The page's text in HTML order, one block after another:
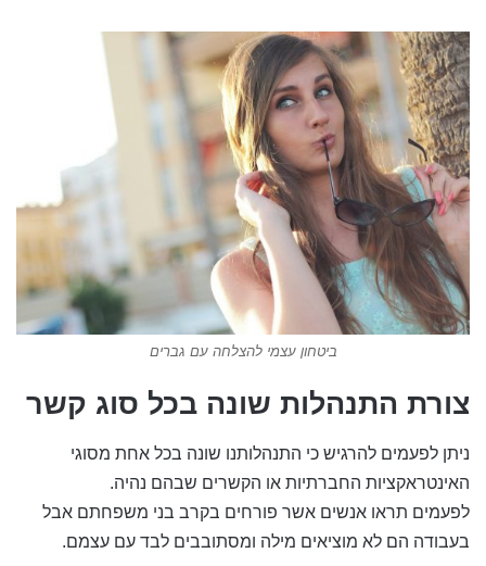
ביטחון עצמי להצלחה עם גברים
צורת התנהלות שונה בכל סוג קשר
ניתן לפעמים להרגיש כי התנהלותנו שונה בכל אחת מסוגי
האינטראקציות החברתיות או הקשרים שבהם נהיה.
לפעמים תראו אנשים אשר פורחים בקרב בני משפחתם אבל
בעבודה הם לא מוציאים מילה ומסתובבים לבד עם עצמם.